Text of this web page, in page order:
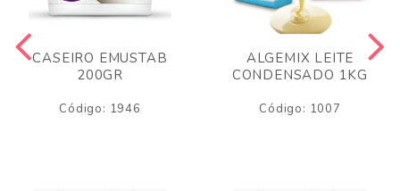
CASEIRO EMUSTAB
200GR
Código: 1946
ALGEMIX LEITE
CONDENSADO 1KG
Código: 1007